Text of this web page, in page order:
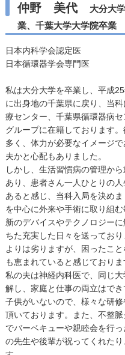
仲野 美代
大分大
業、千葉大学大学院卒業
日本内科学会認定医
日本循環器学会専門医
私は大分大学を卒業し、平成
に出身地の千葉県に戻り、当
療センター、千葉県循環器病
グループに在籍しております
多く、体力が必要なイメージ
夫かと心配もありました。
しかし、生活習慣病の管理か
あり、患者さん一人ひとりの
あると感じ、当科入局を決め
を中心に外来や手術に取り組
新のデバイスやテクノロジー
ちた充実した日々を送ってお
よりは劣りますが、困ったこ
も恵まれていると感じておりま
私の夫は神経内科医で、同じ
解し、家庭と仕事の両立はで
子供がいないので、様々な研
頂いております。また、不整
でバーベキューや親睦会を行
の先生や後輩が祝ってくれた